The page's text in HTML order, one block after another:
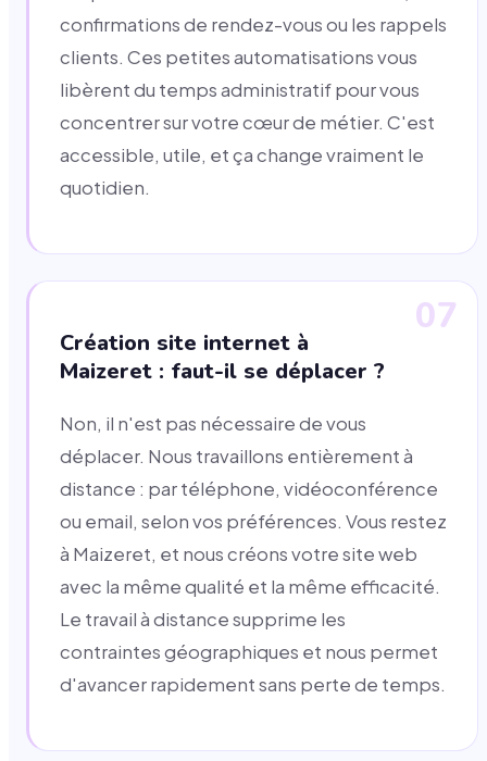
confirmations de rendez-vous ou les rappels
clients. Ces petites automatisations vous
libèrent du temps administratif pour vous
concentrer sur votre cœur de métier. C'est
accessible, utile, et ça change vraiment le
quotidien.
07
Création site internet à
Maizeret : faut-il se déplacer ?
Non, il n'est pas nécessaire de vous
déplacer. Nous travaillons entièrement à
distance : par téléphone, vidéoconférence
ou email, selon vos préférences. Vous restez
à Maizeret, et nous créons votre site web
avec la même qualité et la même efficacité.
Le travail à distance supprime les
contraintes géographiques et nous permet
d'avancer rapidement sans perte de temps.